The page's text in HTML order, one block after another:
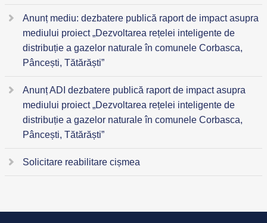
Anunț mediu: dezbatere publică raport de impact asupra
mediului proiect „Dezvoltarea rețelei inteligente de
distribuție a gazelor naturale în comunele Corbasca,
Pâncești, Tătărăști”
Anunț ADI dezbatere publică raport de impact asupra
mediului proiect „Dezvoltarea rețelei inteligente de
distribuție a gazelor naturale în comunele Corbasca,
Pâncești, Tătărăști”
Solicitare reabilitare cișmea